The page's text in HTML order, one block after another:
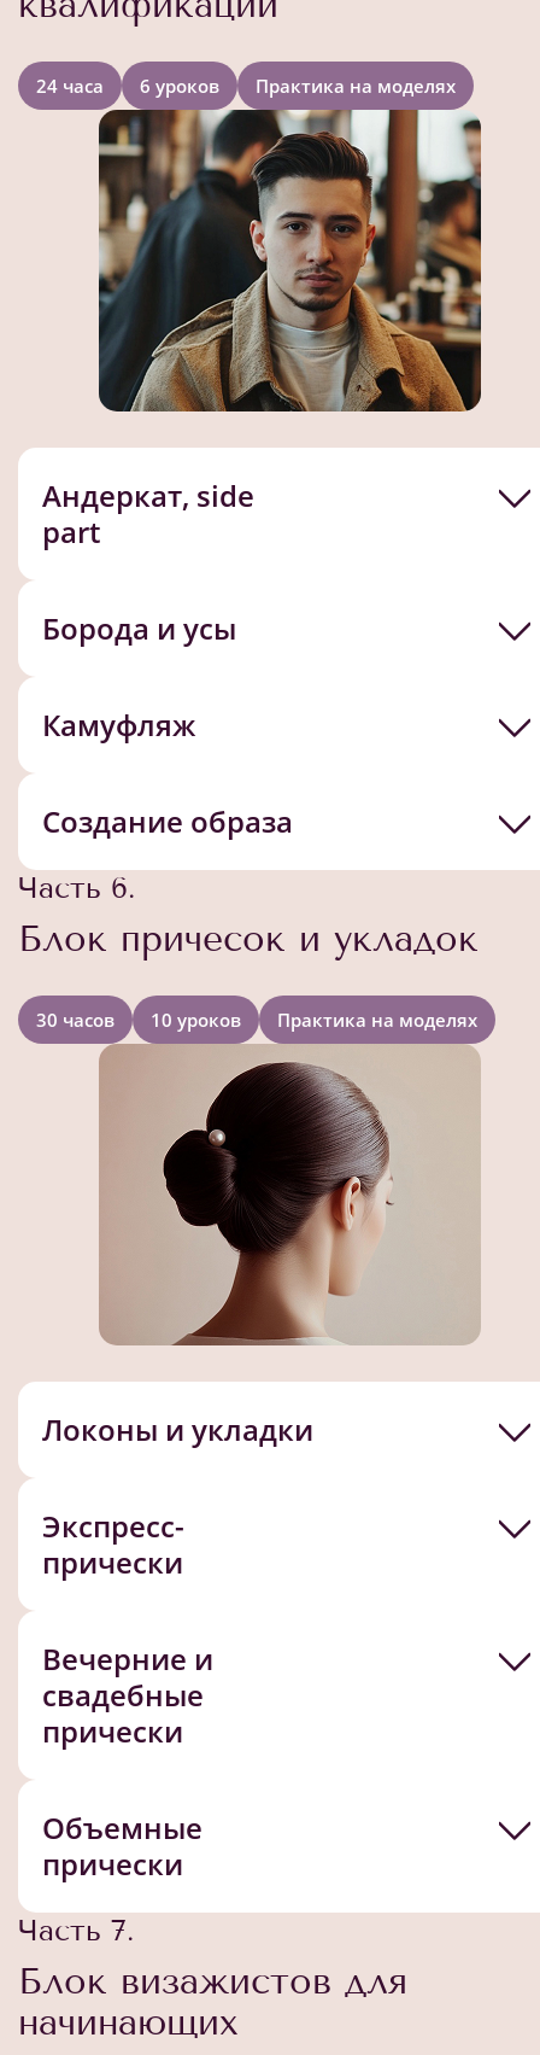
24 часа 6 уроков Практика на моделях
Андеркат, side
part
Борода и усы
Камуфляж
Создание образа
Часть 6.
Блок причесок и укладок
30 часов 10 уроков Практика на моделях
Локоны и укладки
Экспресс-
прически
Вечерние и
свадебные
прически
Объемные
прически
Часть 7.
Блок визажистов для
начинающих